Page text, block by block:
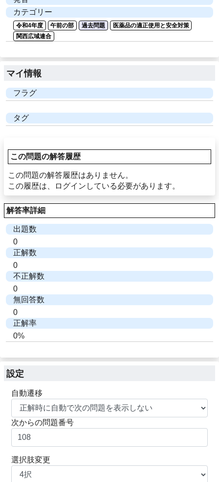
カテゴリー
令和4年度 午前の部 過去問題
医薬品の適正使用と安全対策
関西広域連合
マイ情報
フラグ
タグ
この問題の解答履歴
この問題の解答履歴はありません。
この履歴は、ログインしている必要があります。
解答率詳細
出題数
0
正解数
0
不正解数
0
無回答数
0
正解率
0%
設定
自動遷移
次からの問題番号
選択肢変更